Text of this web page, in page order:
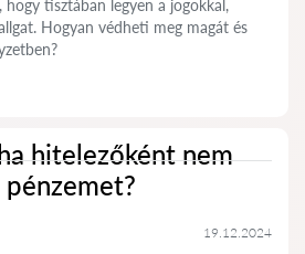
hogy tisztában legyen a jogokkal,
Hogyan védheti meg magát és
hitelezőként nem
19.12.2024